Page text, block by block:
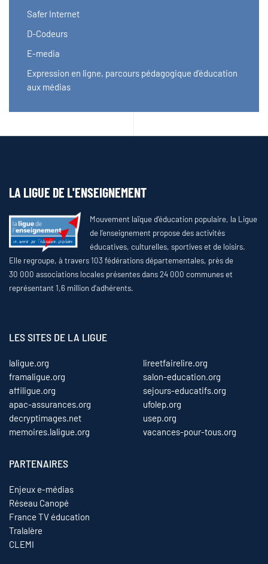
Safer Internet
D-Codeurs
E-media
Expression en ligne, parcours pédagogique d’éducation
aux médias
LA LIGUE DE L'ENSEIGNEMENT
Mouvement laïque d’éducation populaire, la Ligue
de l’enseignement propose des activités
éducatives, culturelles, sportives et de loisirs.
Elle regroupe, à travers 103 fédérations départementales, près de
30 000 associations locales présentes dans 24 000 communes et
représentant 1,6 million d’adhérents.
LES SITES DE LA LIGUE
laligue.org
framaligue.org
affiligue.org
apac-assurances.org
decryptimages.net
memoires.laligue.org
lireetfairelire.org
salon-education.org
sejours-educatifs.org
ufolep.org
usep.org
vacances-pour-tous.org
PARTENAIRES
Enjeux e-médias
Réseau Canopé
France TV éducation
Tralalère
CLEMI